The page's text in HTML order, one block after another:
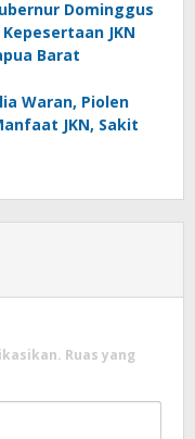
Dominggus
JKN
Barat
Waran, Piolen
JKN, Sakit
Ruas yang